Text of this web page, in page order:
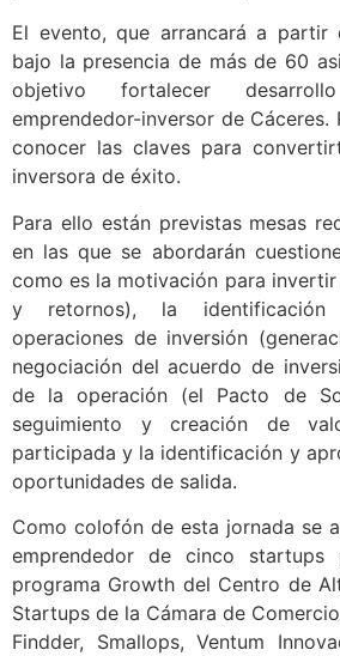
El evento, que arrancará a partir
bajo la presencia de más de 60
objetivo fortalecer
emprendedor-inversor de Cáceres.
conocer las claves para
inversora de éxito.
Para ello están previstas mesas
en las que se abordarán
como es la motivación para
y retornos), la
operaciones de inversión
negociación del acuerdo de
de la operación (el Pacto de
seguimiento y creación de
participada y la identificación y
oportunidades de salida.
Como colofón de esta jornada se
emprendedor de cinco startups
programa Growth del Centro de
Startups de la Cámara de
Findder, Smallops, Ventum